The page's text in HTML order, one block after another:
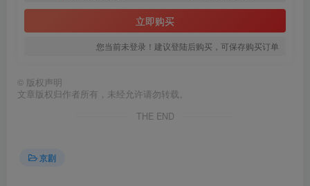
立即购买
您当前未登录！建议登陆后购买，可保存购买订单
© 版权声明
文章版权归作者所有，未经允许请勿转载。
THE END
京剧